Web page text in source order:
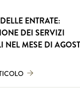
ENTRATE:
DEI SERVIZI
NEL MESE DI